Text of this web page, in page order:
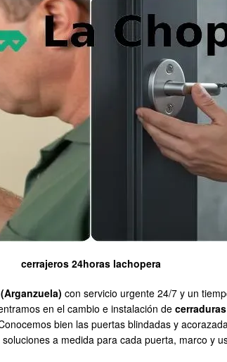
cerrajeros 24horas lachopera
con servicio urgente 24/7 y un
en el cambio e instalación de
bien las puertas blindadas y
a medida para cada puerta, marco y